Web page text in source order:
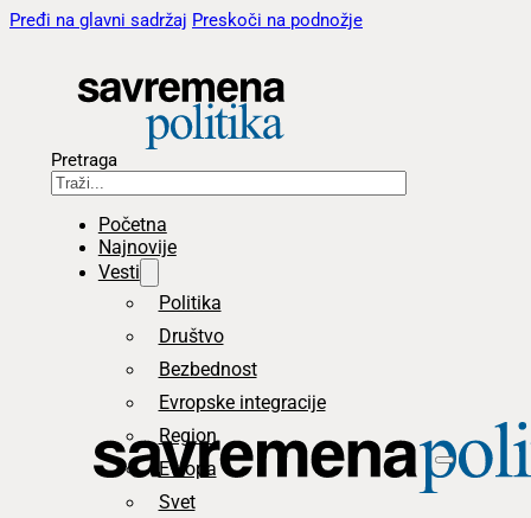
Pređi na glavni sadržaj Preskoči na podnožje
Pretraga
Početna
Najnovije
Vesti
Politika
Društvo
Bezbednost
Evropske integracije
Region
Evropa
Svet